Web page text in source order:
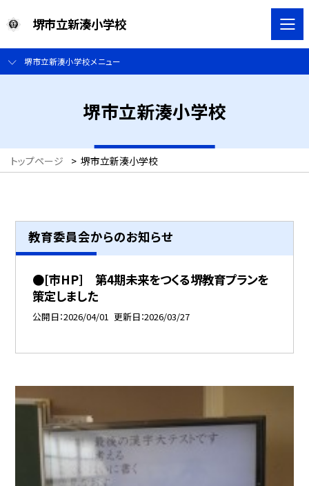
堺市立新湊小学校
堺市立新湊小学校メニュー
堺市立新湊小学校
トップページ > 堺市立新湊小学校
教育委員会からのお知らせ
●[市HP] 第4期未来をつくる堺教育プランを
策定しました
公開日 2026/04/01 更新日 2026/03/27